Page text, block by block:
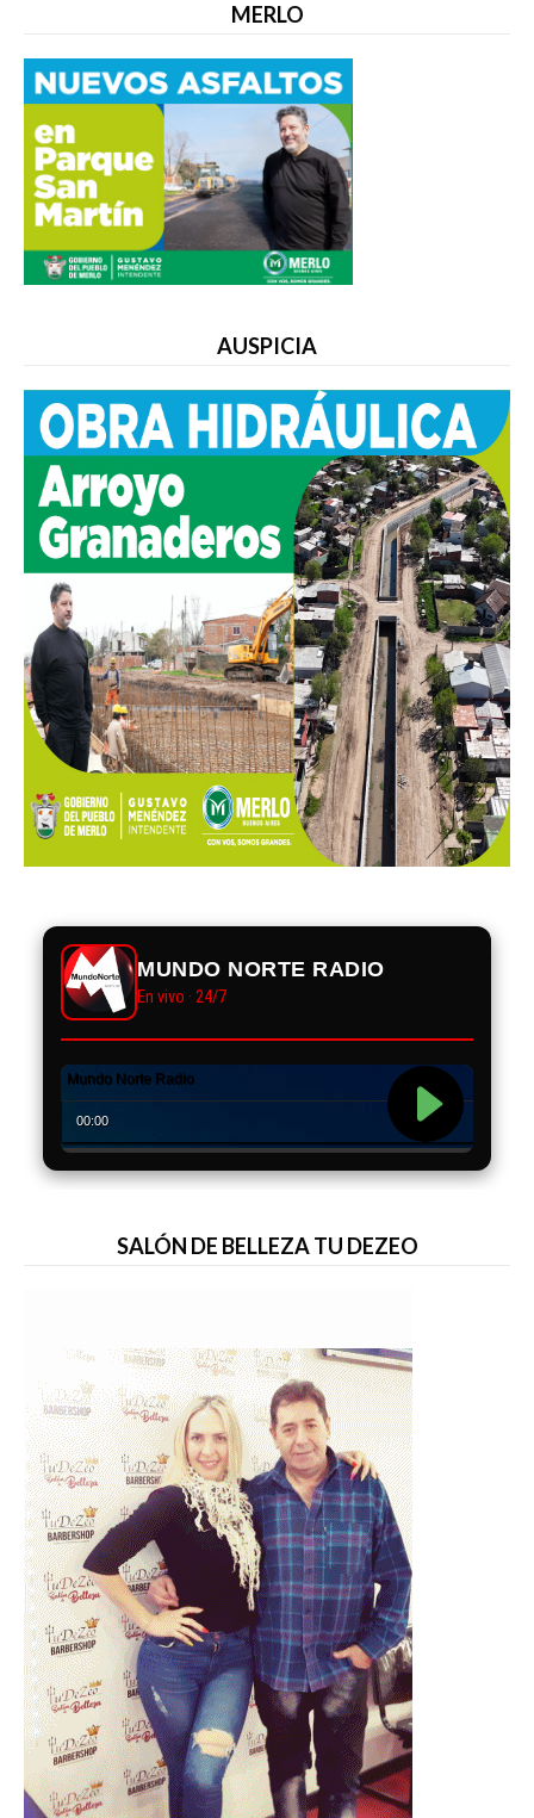
MERLO
AUSPICIA
MUNDO NORTE RADIO
En vivo · 24/7
SALÓN DE BELLEZA TU DEZEO